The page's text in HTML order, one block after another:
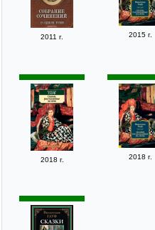
2011 г. 2015 г.
2018 г. 2018 г.